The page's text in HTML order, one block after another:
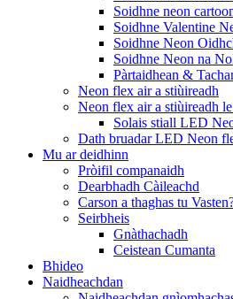
Soidhne neon
Soidhne Valentine
Soidhne Neon
Soidhne Neon na
Pàrtaidhean &
Neon flex air a stiùireadh
Neon flex air a stiùireadh
Solais stiall LED
Dath bruadar LED Neon
Mu ar deidhinn
Pròifil companaidh
Dearbhadh Càileachd
Carson a thaghas tu
Seirbheis
Gnàthachadh
Ceistean Cumanta
Bhideo
Naidheachdan